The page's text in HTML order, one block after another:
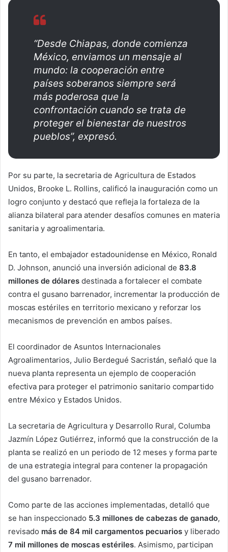
“Desde Chiapas, donde comienza
México, enviamos un mensaje al
mundo: la cooperación entre
países soberanos siempre será
más poderosa que la
confrontación cuando se trata de
proteger el bienestar de nuestros
pueblos”, expresó.
Por su parte, la secretaria de Agricultura de Estados
Unidos, Brooke L. Rollins, calificó la inauguración como un
logro conjunto y destacó que refleja la fortaleza de la
alianza bilateral para atender desafíos comunes en materia
sanitaria y agroalimentaria.
En tanto, el embajador estadounidense en México, Ronald
D. Johnson, anunció una inversión adicional de 83.8
millones de dólares destinada a fortalecer el combate
contra el gusano barrenador, incrementar la producción de
moscas estériles en territorio mexicano y reforzar los
mecanismos de prevención en ambos países.
El coordinador de Asuntos Internacionales
Agroalimentarios, Julio Berdegué Sacristán, señaló que la
nueva planta representa un ejemplo de cooperación
efectiva para proteger el patrimonio sanitario compartido
entre México y Estados Unidos.
La secretaria de Agricultura y Desarrollo Rural, Columba
Jazmín López Gutiérrez, informó que la construcción de la
planta se realizó en un periodo de 12 meses y forma parte
de una estrategia integral para contener la propagación
del gusano barrenador.
Como parte de las acciones implementadas, detalló que
se han inspeccionado 5.3 millones de cabezas de ganado,
revisado más de 84 mil cargamentos pecuarios y liberado
7 mil millones de moscas estériles. Asimismo, participan